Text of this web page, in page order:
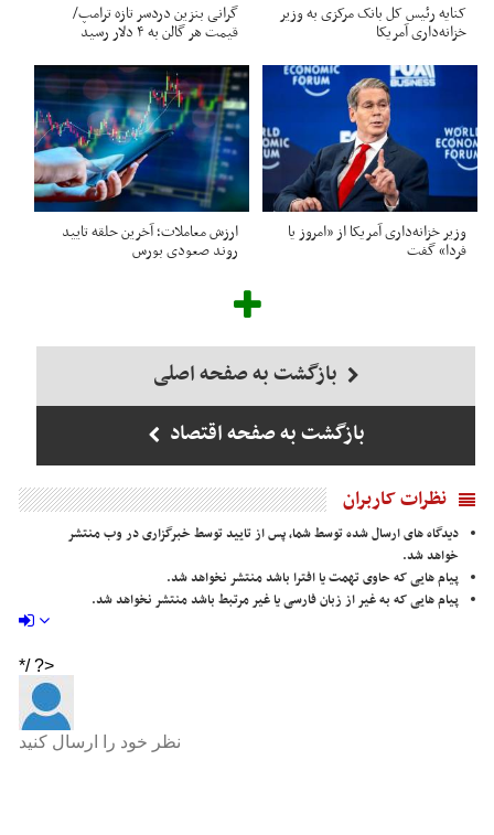
کنایه رئیس کل بانک مرکزی به وزیر
خزانه‌داری آمریکا
گرانی بنزین دردسر تازه ترامپ/
قیمت هر گالن به ۴ دلار رسید
وزیر خزانه‌داری آمریکا از «امروز یا
فردا» گفت
ارزش معاملات؛ آخرین حلقه تایید
روند صعودی بورس
بازگشت به صفحه اصلی
بازگشت به صفحه اقتصاد
نظرات کاربران
دیدگاه های ارسال شده توسط شما، پس از تایید توسط خبرگزاری در وب منتشر
خواهد شد.
پیام هایی که حاوی تهمت یا افترا باشد منتشر نخواهد شد.
پیام هایی که به غیر از زبان فارسی یا غیر مرتبط باشد منتشر نخواهد شد.